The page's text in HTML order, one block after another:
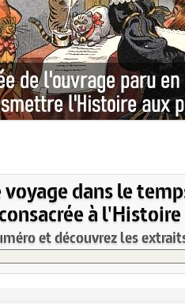
dans le
à l'Histoire
et découvrez les